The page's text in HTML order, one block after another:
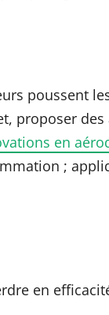
poussent
proposer
en
;
en